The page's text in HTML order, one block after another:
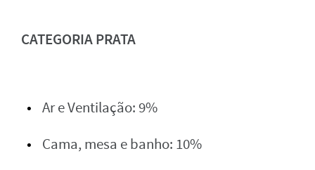
CATEGORIA PRATA
Ar e Ventilação: 9%
Cama, mesa e banho: 10%